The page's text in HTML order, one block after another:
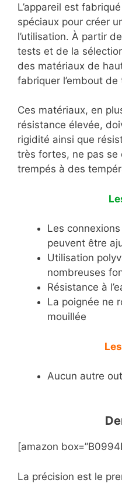
L’appareil est
spéciaux pour créer
l’utilisation. À partir
tests et de la
des matériaux de
fabriquer l’embout de
Ces matériaux, en
résistance élevée,
rigidité ainsi que
très fortes, ne pas se
trempés à des
Les
peuvent être
Utilisation
nombreuses
Résistance à
La poignée ne
mouillée
Aucun autre
[amazon
La précision est le